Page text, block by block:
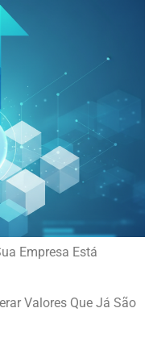
Empresa Está
Valores Que Já São